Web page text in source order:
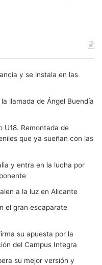
y se instala en las
llamada de Ángel Buendía
U18. Remontada de
que ya sueñan con las
y entra en la lucha por
a la luz en Alicante
el gran escaparate
su apuesta por la
del Campus Integra
su mejor versión y